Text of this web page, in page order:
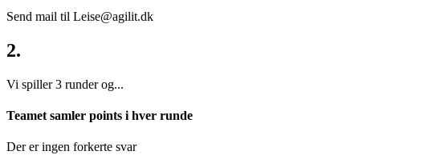
Send mail til Leise@agilit.dk
2.
Vi spiller 3 runder og...
Teamet samler points i hver runde
Der er ingen forkerte svar